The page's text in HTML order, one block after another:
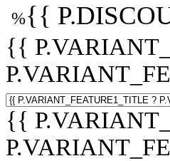
%{{
{{
{{